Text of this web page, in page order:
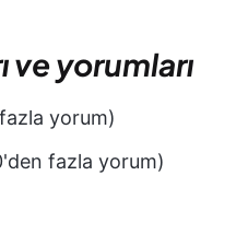
ve yorumları
yorum)
fazla yorum)